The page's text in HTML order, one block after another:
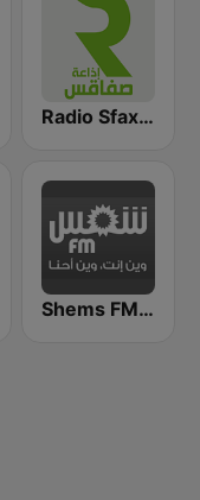
Radio Sfax (إذاعة صفاقس)
Shems FM - Charki (شمس أف أم)